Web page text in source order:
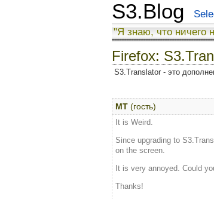
S3.Blog
"Я знаю, что ничего
Firefox:
S3.Translator - это
MT (гость)
It is Weird.
Since upgrading to
on the screen.
It is very annoyed. Could
Thanks!